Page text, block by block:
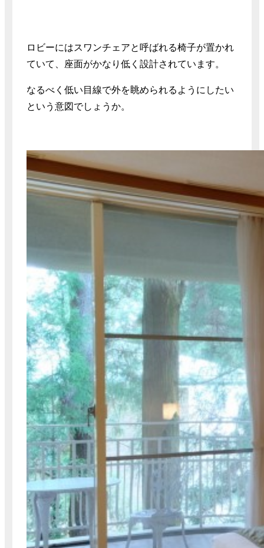
ロビーにはスワンチェアと呼ばれる椅子が置かれ
ていて、座面がかなり低く設計されています。
なるべく低い目線で外を眺められるようにしたい
という意図でしょうか。